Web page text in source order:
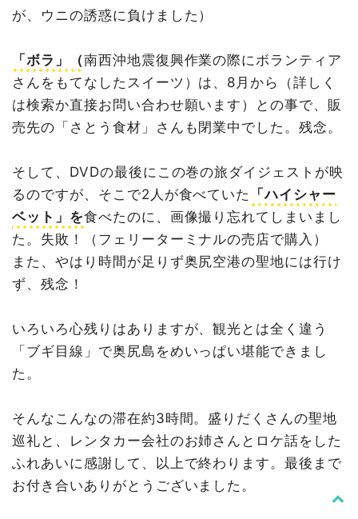
が、ウニの誘惑に負けました）
「ボラ」（南西沖地震復興作業の際にボランティア
さんをもてなしたスイーツ）は、8月から（詳しく
は検索か直接お問い合わせ願います）との事で、販
売先の「さとう食材」さんも閉業中でした。残念。
そして、DVDの最後にこの巻の旅ダイジェストが映
るのですが、そこで2人が食べていた
「ハイシャー
ベット」を食べたのに、画像撮り忘れてしまいまし
た。失敗！（フェリーターミナルの売店で購入）
また、やはり時間が足りず奥尻空港の聖地には行け
ず、残念！
いろいろ心残りはありますが、観光とは全く違う
「ブギ目線」で奥尻島をめいっぱい堪能できまし
た。
そんなこんなの滞在約3時間。盛りだくさんの聖地
巡礼と、レンタカー会社のお姉さんとロケ話をした
ふれあいに感謝して、以上で終わります。最後まで
お付き合いありがとうございました。